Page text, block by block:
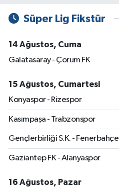
Süper Lig Fikstür
14 Ağustos, Cuma
Galatasaray - Çorum FK
15 Ağustos, Cumartesi
Konyaspor - Rizespor
Kasımpaşa - Trabzonspor
Gençlerbirliği S.K. - Fenerbahçe
Gaziantep FK - Alanyaspor
16 Ağustos, Pazar